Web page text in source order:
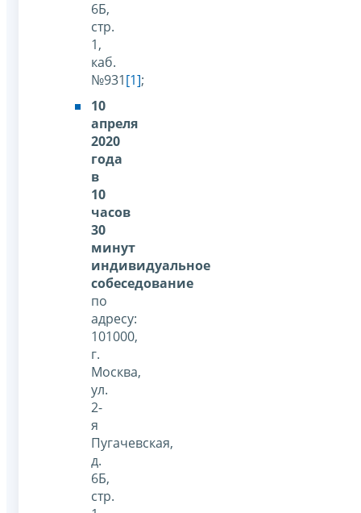
6Б,
стр.
1,
каб.
№931[1];
10
апреля
2020
года
в
10
часов
30
минут
индивидуальное
собеседование
по
адресу:
101000,
г.
Москва,
ул.
2-
я
Пугачевская,
д.
6Б,
стр.